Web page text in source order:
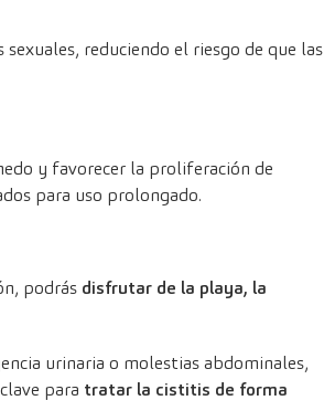
reduciendo el riesgo de que las
y favorecer la proliferación de
para uso prolongado.
podrás disfrutar de la playa, la
urinaria o molestias abdominales,
para tratar la cistitis de forma